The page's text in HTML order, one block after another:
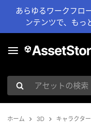
あらゆるワークフロ
ンテンツで、もっ
アセットの検索
ホーム 3D キャラクター